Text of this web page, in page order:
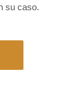
su caso.